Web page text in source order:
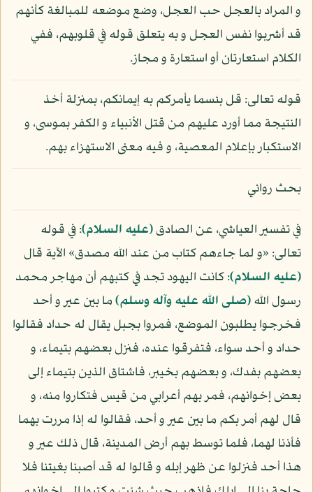
و المراد بالعجل حب العجل، وضع موضعه للمبالغة كأنهم
قد أشربوا نفس العجل و به يتعلق قوله في قلوبهم، ففي
الكلام استعارتان أو استعارة و مجاز.
قوله تعالى: قل بئسما يأمركم به إيمانكم، بمنزلة أخذ
النتيجة مما أورد عليهم من قتل الأنبياء و الكفر بموسى، و
الاستكبار بإعلام المعصية، و فيه معنى الاستهزاء بهم.
بحث روائي
في تفسير العياشي، عن الصادق(عليه السلام): في قوله
تعالى: «و لما جاءهم كتاب من عند الله مصدق» الآية قال
(عليه السلام): كانت اليهود تجد في كتبهم أن مهاجر محمد
رسول الله(صلى الله عليه وآله وسلم)ما بين عير و أحد
فخرجوا يطلبون الموضع، فمروا بجبل يقال له حداد فقالوا
حداد و أحد سواء، فتفرقوا عنده، فنزل بعضهم بتيماء، و
بعضهم بفدك، و بعضهم بخيبر، فاشتاق الذين بتيماء إلى
بعض إخوانهم، فمر بهم أعرابي من قيس فتكاروا منه، و
قال لهم أمر بكم ما بين عير و أحد، فقالوا له إذا مررت بهما
فأذنا لهما، فلما توسط بهم أرض المدينة، قال ذلك عير و
هذا أحد فنزلوا عن ظهر إبله و قالوا له قد أصبنا بغيتنا فلا